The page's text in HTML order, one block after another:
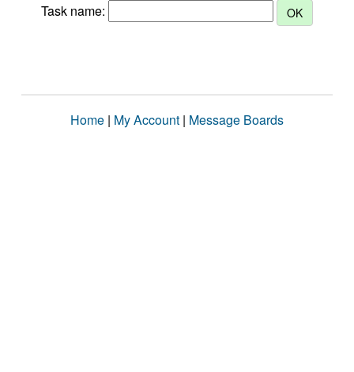
Task name:
Home | My Account | Message Boards